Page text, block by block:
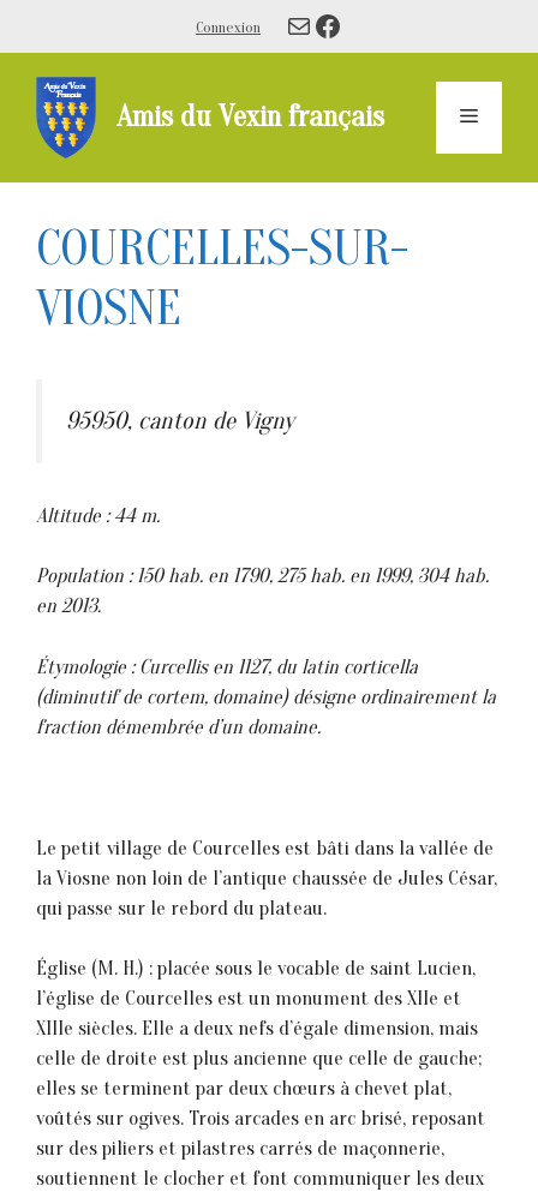
contenu
Connexion E-mailFacebook
Amis du Vexin français Menu
COURCELLES-SUR-
VIOSNE
95950, canton de Vigny
Altitude : 44 m.
Population : 150 hab. en 1790, 275 hab. en 1999, 304 hab.
en 2013.
Étymologie : Curcellis en 1127, du latin corticella
(diminutif de cortem, domaine) désigne ordinairement la
fraction démembrée d’un domaine.
Le petit village de Courcelles est bâti dans la vallée de
la Viosne non loin de l’antique chaussée de Jules César,
qui passe sur le rebord du plateau.
Église (M. H.) : placée sous 1e vocable de saint Lucien,
l’église de Courcelles est un monument des XIIe et
XIIIe siècles. Elle a deux nefs d’égale dimension, mais
celle de droite est plus ancienne que celle de gauche;
elles se terminent par deux chœurs à chevet plat,
voûtés sur ogives. Trois arcades en arc brisé, reposant
sur des piliers et pilastres carrés de maçonnerie,
soutiennent le clocher et font communiquer les deux